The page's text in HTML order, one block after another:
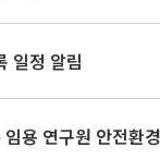
일정 알림
용 연구원 안전환